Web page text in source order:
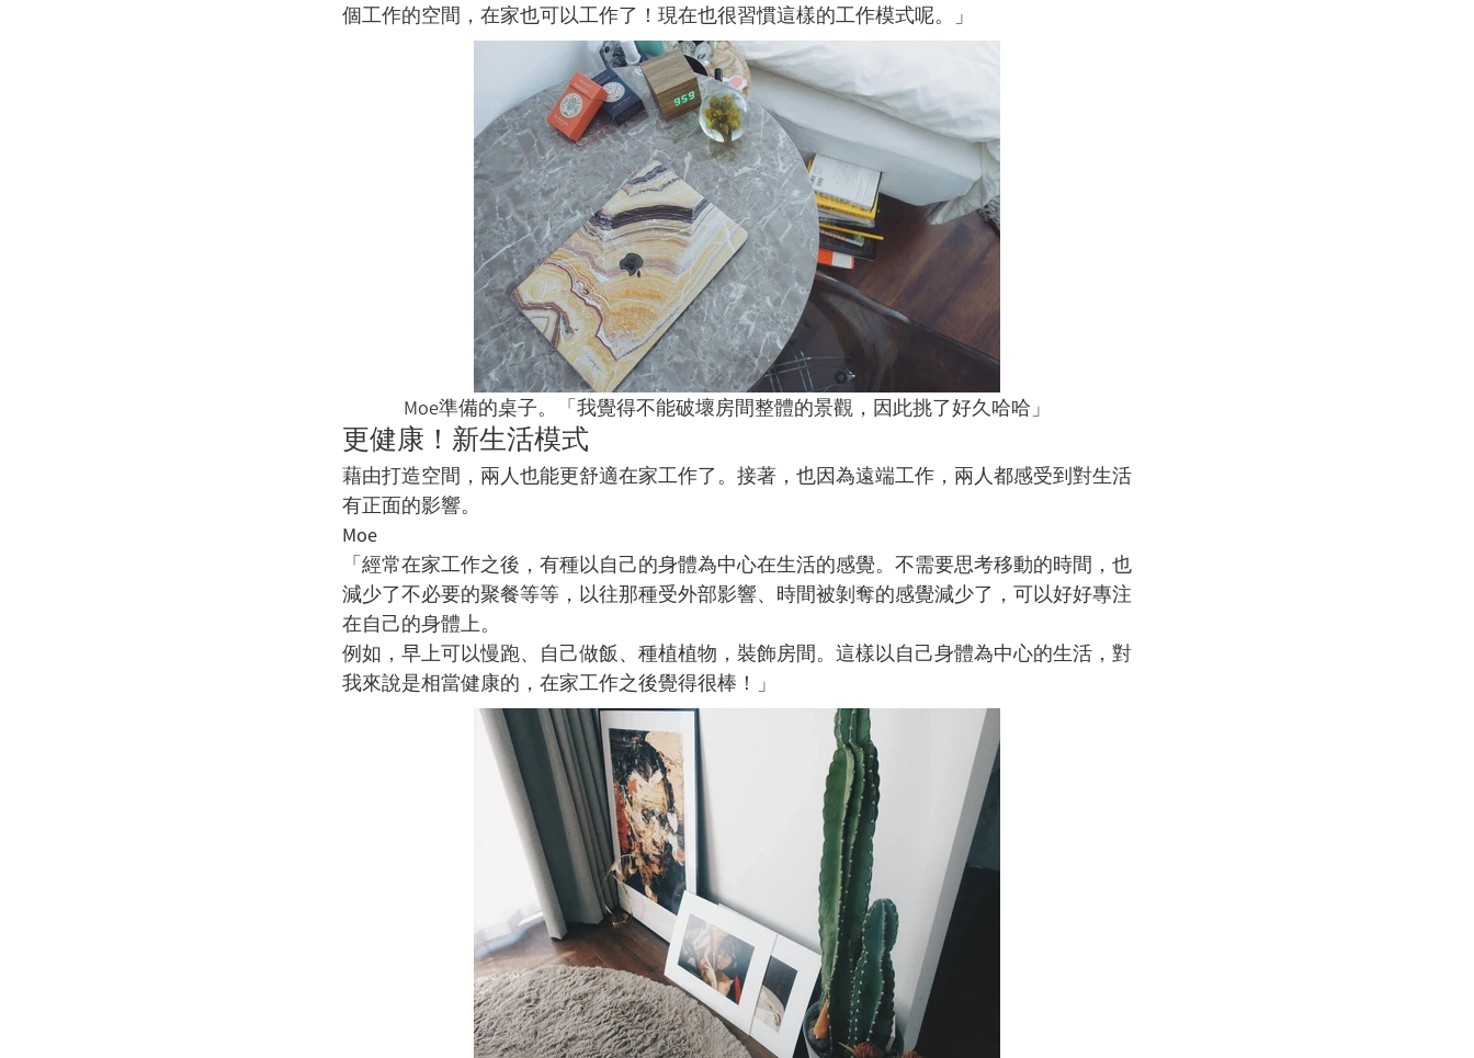
個工作的空間，在家也可以工作了！現在也很習慣這樣的工作模式呢。」
Moe準備的桌子。「我覺得不能破壞房間整體的景觀，因此挑了好久哈哈」
更健康！新生活模式
藉由打造空間，兩人也能更舒適在家工作了。接著，也因為遠端工作，兩人都感受到對生活
有正面的影響。
Moe
「經常在家工作之後，有種以自己的身體為中心在生活的感覺。不需要思考移動的時間，也
減少了不必要的聚餐等等，以往那種受外部影響、時間被剝奪的感覺減少了，可以好好專注
在自己的身體上。
例如，早上可以慢跑、自己做飯、種植植物，裝飾房間。這樣以自己身體為中心的生活，對
我來說是相當健康的，在家工作之後覺得很棒！」